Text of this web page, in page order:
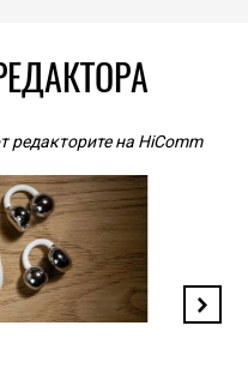
редакторите на HiComm